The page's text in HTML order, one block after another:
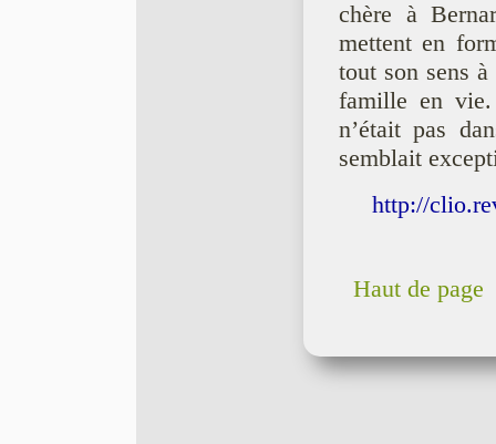
chère à
mettent en
tout son sens
famille en
n’était pas
semblait
http://
Haut de page